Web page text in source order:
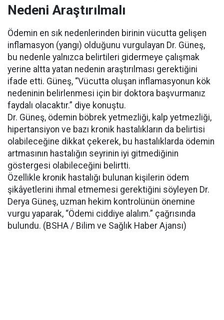
Nedeni Araştırılmalı
Ödemin en sık nedenlerinden birinin vücutta gelişen
inflamasyon (yangı) olduğunu vurgulayan Dr. Güneş,
bu nedenle yalnızca belirtileri gidermeye çalışmak
yerine altta yatan nedenin araştırılması gerektiğini
ifade etti. Güneş, “Vücutta oluşan inflamasyonun kök
nedeninin belirlenmesi için bir doktora başvurmanız
faydalı olacaktır.” diye konuştu.
Dr. Güneş, ödemin böbrek yetmezliği, kalp yetmezliği,
hipertansiyon ve bazı kronik hastalıkların da belirtisi
olabileceğine dikkat çekerek, bu hastalıklarda ödemin
artmasının hastalığın seyrinin iyi gitmediğinin
göstergesi olabileceğini belirtti.
Özellikle kronik hastalığı bulunan kişilerin ödem
şikâyetlerini ihmal etmemesi gerektiğini söyleyen Dr.
Derya Güneş, uzman hekim kontrolünün önemine
vurgu yaparak, “Ödemi ciddiye alalım.” çağrısında
bulundu. (BSHA / Bilim ve Sağlık Haber Ajansı)